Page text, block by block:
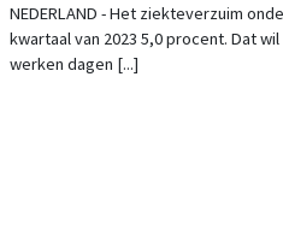
NEDERLAND - Het ziekteverzuim
kwartaal van 2023 5,0 procent. Dat
werken dagen [...]